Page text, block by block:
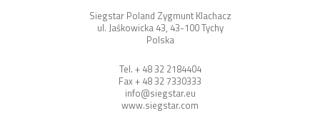
Siegstar Poland Zygmunt Klachacz
ul. Jaśkowicka 43, 43-100 Tychy
Polska
Tel. + 48 32 2184404
Fax + 48 32 7330333
info@siegstar.eu
www.siegstar.com